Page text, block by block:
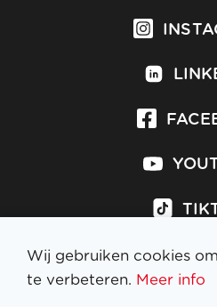
Wij gebruiken cookies
te verbeteren. Meer info